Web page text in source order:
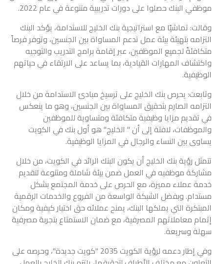
موظفي البنك حصلوا على دورات تدريبية متنوعة في عام 2022.
وقالت: تماشيًا مع استراتيجية بنك الخليج للاستدامة، يؤكد البنك
التزامه بتهيئة بيئة عمل تدعم المساواة بين الجنسين، وتوفر فرصاً
متكافئةً لجميع الموظفين، عبر إقامة برامج التدريب والتوجيه
واكتشاف المهارات القيادية، بما يساعد على الارتقاء في حياتهم
الوظيفية.
وتابعت: يحرص بنك الخليج على ترسيخ مبادئ الاستدامة من خلال
التزامه الصارم بتحقيق المساواة بين الجنسين، وهو ما ينعكس
في تقديم مزايا وظيفية متكافئة ومتساوية للموظفين
والموظفات، لافتة إلى أن " الخليج" هو أول بنك في الكويت
يساوى بين النساء والرجال في المزايا الوظيفية.
تتمثل رؤية بنك الخليج أن يكون البنك الرائد في الكويت، من خلال
مشاركة موظفيه في العمل ضمن بيئة شاملة ومتنوعة لتقديم
خدمة عملاء مميزة، مع الحرص على خدمة المجتمع بشكل
مستدام. وبفضل الشبكة الواسعة من الفروع والخدمات الرقمية
المبتكرة التي يملكها البنك، يمنح عملائه حق اختيار كيفية ومكان
إتمام معاملاتهم المصرفية، مع ضمان الاستمتاع بتجربة مصرفية
سهلة وسريعة.
وفي إطار دعمه لرؤية الكويت 2035 "كويت جديدة"، وحرصه على